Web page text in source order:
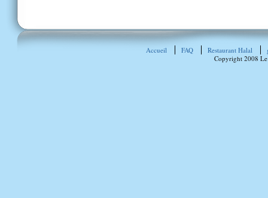
Accueil FAQ Restaurant Halal
Copyright 2008